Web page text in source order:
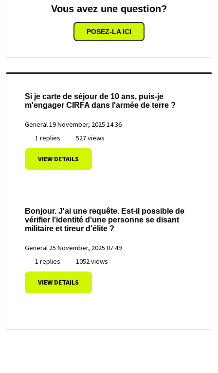
Vous avez une question?
POSEZ-LA ICI
Si je carte de séjour de 10 ans, puis-je
m'engager CIRFA dans l'armée de terre ?
General 19 November, 2025 14:36
1 replies
527 views
VIEW DETAILS
Bonjour. J'ai une requête. Est-il possible de
vérifier l'identité d'une personne se disant
militaire et tireur d'élite ?
General 25 November, 2025 07:49
1 replies
1052 views
VIEW DETAILS